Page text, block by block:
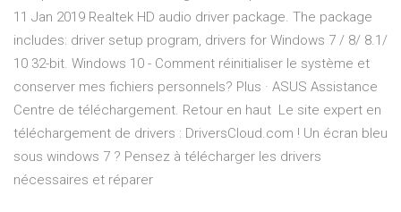
11 Jan 2019 Realtek HD audio driver package. The package
includes: driver setup program, drivers for Windows 7 / 8/ 8.1/
10 32-bit. Windows 10 - Comment réinitialiser le système et
conserver mes fichiers personnels? Plus · ASUS Assistance
Centre de téléchargement. Retour en haut Le site expert en
téléchargement de drivers : DriversCloud.com ! Un écran bleu
sous windows 7 ? Pensez à télécharger les drivers
nécessaires et réparer